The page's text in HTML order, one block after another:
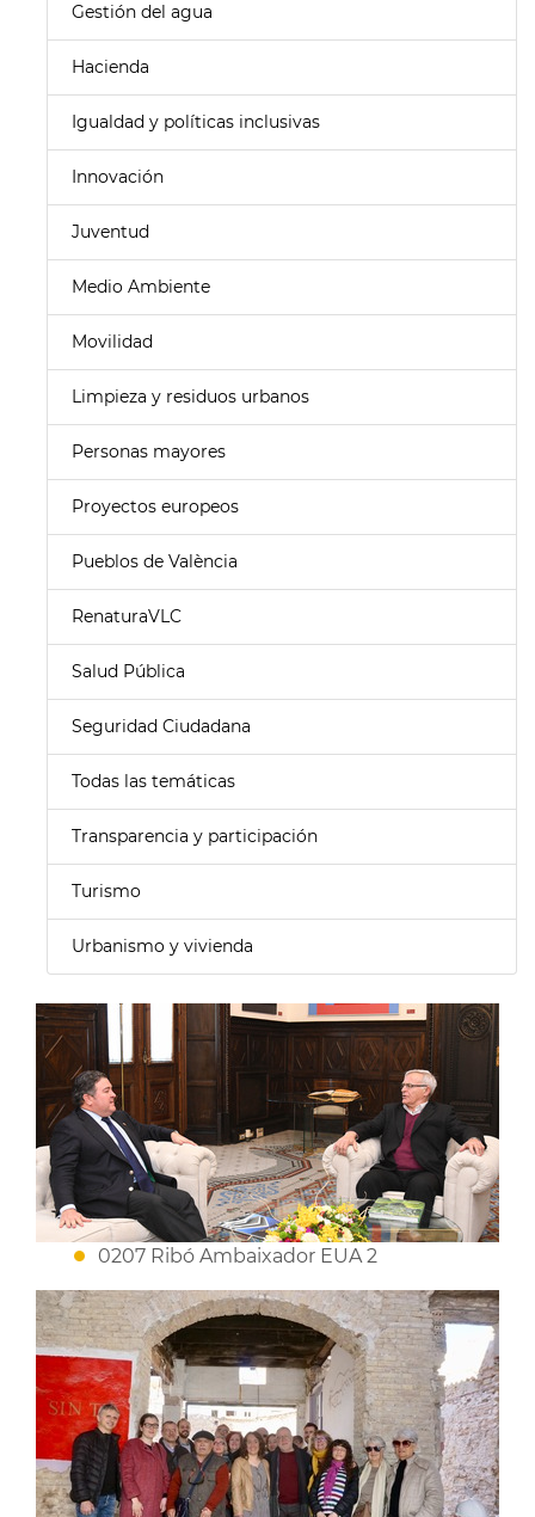
Gestión del agua
Hacienda
Igualdad y políticas inclusivas
Innovación
Juventud
Medio Ambiente
Movilidad
Limpieza y residuos urbanos
Personas mayores
Proyectos europeos
Pueblos de València
RenaturaVLC
Salud Pública
Seguridad Ciudadana
Todas las temáticas
Transparencia y participación
Turismo
Urbanismo y vivienda
0207 Ribó Ambaixador EUA 2